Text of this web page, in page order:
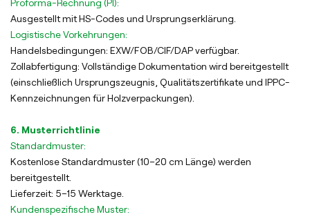
Proforma-Rechnung (PI):
Ausgestellt mit HS-Codes und Ursprungserklärung.
Logistische Vorkehrungen:
Handelsbedingungen: EXW/FOB/CIF/DAP verfügbar.
Zollabfertigung: Vollständige Dokumentation wird bereitgestellt
(einschließlich Ursprungszeugnis, Qualitätszertifikate und IPPC-
Kennzeichnungen für Holzverpackungen).
6. Musterrichtlinie
Standardmuster:
Kostenlose Standardmuster (10–20 cm Länge) werden
bereitgestellt.
Lieferzeit: 5–15 Werktage.
Kundenspezifische Muster: